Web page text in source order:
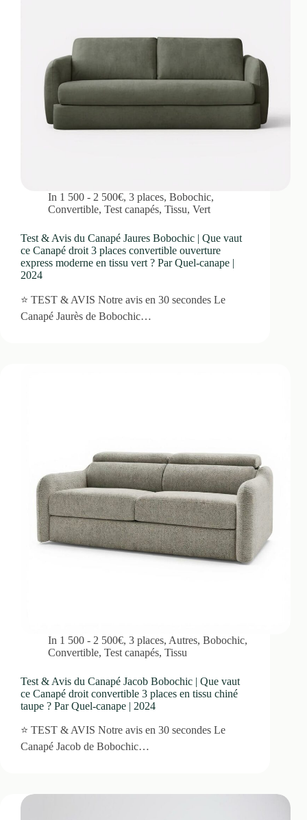
In 1 500 - 2 500€,3 places,Bobochic,
Convertible, Test canapés, Tissu, Vert
Test & Avis du Canapé Jaures Bobochic | Que vaut
ce Canapé droit 3 places convertible ouverture
express moderne en tissu vert ? Par Quel-canape |
2024
⭐ TEST & AVIS Notre avis en 30 secondes Le
Canapé Jaurès de Bobochic…
In 1 500 - 2 500€,3 places, Autres,Bobochic,
Convertible, Test canapés, Tissu
Test & Avis du Canapé Jacob Bobochic | Que vaut
ce Canapé droit convertible 3 places en tissu chiné
taupe ? Par Quel-canape | 2024
⭐ TEST & AVIS Notre avis en 30 secondes Le
Canapé Jacob de Bobochic…